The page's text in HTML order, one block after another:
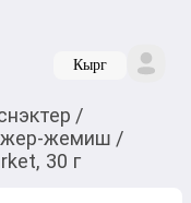
Кырг
/
жер-жемиш /
30 г